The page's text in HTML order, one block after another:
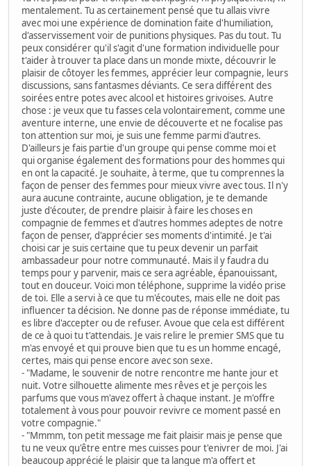
mentalement. Tu as certainement pensé que tu allais vivre
avec moi une expérience de domination faite d'humiliation,
d'asservissement voir de punitions physiques. Pas du tout. Tu
peux considérer qu'il s'agit d'une formation individuelle pour
t'aider à trouver ta place dans un monde mixte, découvrir le
plaisir de côtoyer les femmes, apprécier leur compagnie, leurs
discussions, sans fantasmes déviants. Ce sera différent des
soirées entre potes avec alcool et histoires grivoises. Autre
chose : je veux que tu fasses cela volontairement, comme une
aventure interne, une envie de découverte et ne focalise pas
ton attention sur moi, je suis une femme parmi d'autres.
D'ailleurs je fais partie d'un groupe qui pense comme moi et
qui organise également des formations pour des hommes qui
en ont la capacité. Je souhaite, à terme, que tu comprennes la
façon de penser des femmes pour mieux vivre avec tous. Il n'y
aura aucune contrainte, aucune obligation, je te demande
juste d'écouter, de prendre plaisir à faire les choses en
compagnie de femmes et d'autres hommes adeptes de notre
façon de penser, d'apprécier ses moments d'intimité. Je t'ai
choisi car je suis certaine que tu peux devenir un parfait
ambassadeur pour notre communauté. Mais il y faudra du
temps pour y parvenir, mais ce sera agréable, épanouissant,
tout en douceur. Voici mon téléphone, supprime la vidéo prise
de toi. Elle a servi à ce que tu m'écoutes, mais elle ne doit pas
influencer ta décision. Ne donne pas de réponse immédiate, tu
es libre d'accepter ou de refuser. Avoue que cela est différent
de ce à quoi tu t'attendais. Je vais relire le premier SMS que tu
m'as envoyé et qui prouve bien que tu es un homme encagé,
certes, mais qui pense encore avec son sexe.
- "Madame, le souvenir de notre rencontre me hante jour et
nuit. Votre silhouette alimente mes rêves et je perçois les
parfums que vous m'avez offert à chaque instant. Je m'offre
totalement à vous pour pouvoir revivre ce moment passé en
votre compagnie."
- "Mmmm, ton petit message me fait plaisir mais je pense que
tu ne veux qu'être entre mes cuisses pour t'enivrer de moi. J'ai
beaucoup apprécié le plaisir que ta langue m'a offert et